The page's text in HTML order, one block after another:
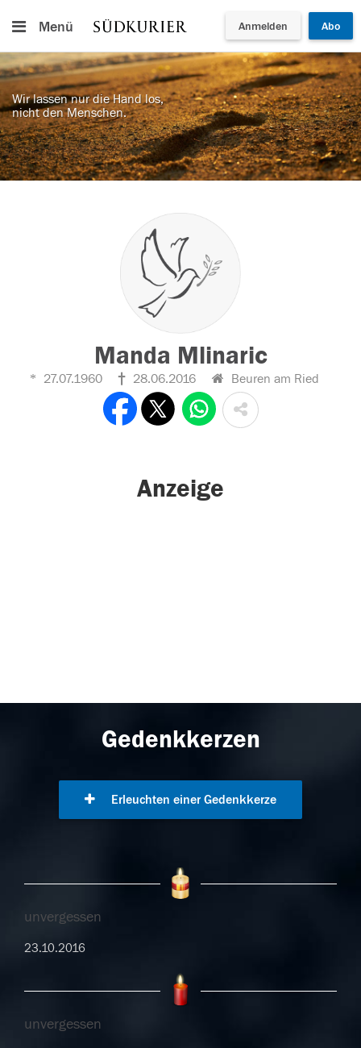
Menü Anmelden Abo
Wir lassen nur die Hand los,
nicht den Menschen.
Manda Mlinaric
27.07.1960 28.06.2016 Beuren am Ried
Anzeige
Gedenkkerzen
Erleuchten einer Gedenkkerze
unvergessen
23.10.2016
unvergessen